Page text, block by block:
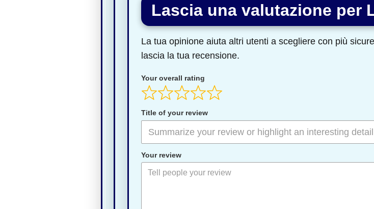
Lascia una valutazione per
La tua opinione aiuta altri utenti a scegliere con più
lascia la tua recensione.
Your overall rating
Title of your review
Your review